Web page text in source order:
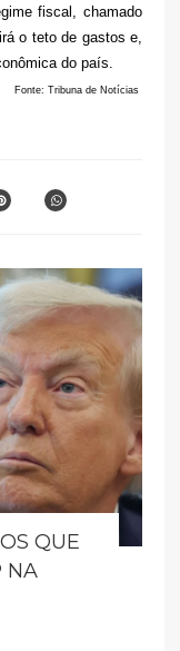
fiscal, chamado
o teto de gastos e,
do país.
Fonte: Tribuna de Notícias
QUE
NA